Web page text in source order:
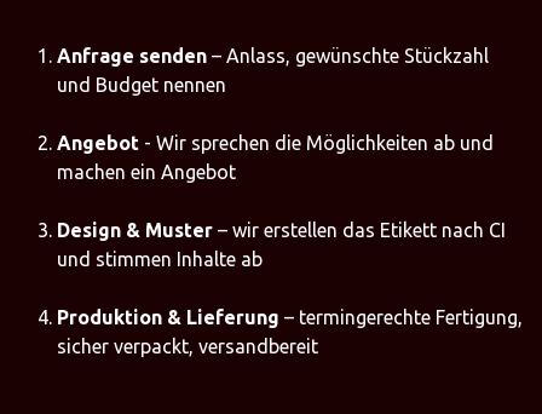
Anfrage senden – Anlass, gewünschte Stückzahl
und Budget nennen
Angebot - Wir sprechen die Möglichkeiten ab und
machen ein Angebot
Design & Muster – wir erstellen das Etikett nach CI
und stimmen Inhalte ab
Produktion & Lieferung – termingerechte Fertigung,
sicher verpackt, versandbereit